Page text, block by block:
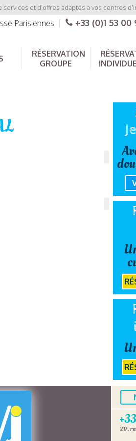
et d'offres adaptés à vos centres
Parisiennes +33 (0)1 53 00
RÉSERVATION
GROUPE
20,